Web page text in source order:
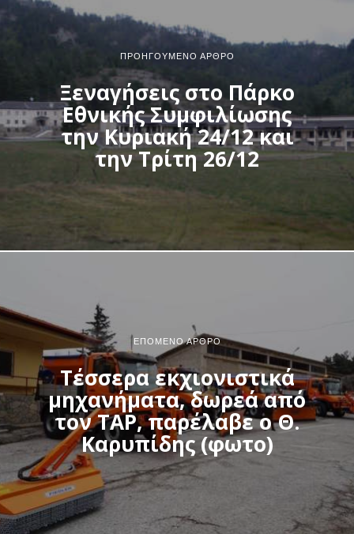
ΠΡΟΗΓΟΎΜΕΝΟ ΆΡΘΡΟ
Ξεναγήσεις στο Πάρκο
Εθνικής Συμφιλίωσης
την Κυριακή 24/12 και
την Τρίτη 26/12
ΕΠΌΜΕΝΟ ΆΡΘΡΟ
Τέσσερα εκχιονιστικά
μηχανήματα, δωρεά από
τον TAP, παρέλαβε ο Θ.
Καρυπίδης (φωτο)